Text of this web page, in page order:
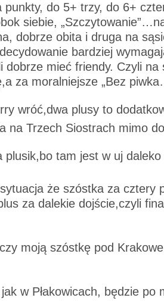
punkty, do 5+ trzy, do 6+
siebie,
dobrze obita i druga na
bardziej
dobrze mieć friendy. Czyli
za moralniejsze „Bez
wróć,dwa plusy to
na Trzech Siostrach mimo
plusik,bo tam jest w uj daleko
że szóstka za cztery
za dalekie dojście,czyli
moją szóstkę pod
w Płakowicach, będzie po